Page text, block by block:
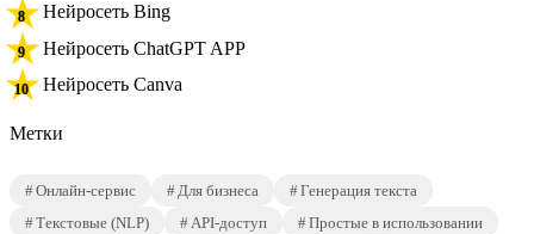
Нейросеть Bing
Нейросеть ChatGPT APP
Нейросеть Canva
Метки
Онлайн-сервис Для бизнеса
Генерация текста
Текстовые (NLP)
API-доступ
Простые в использовании